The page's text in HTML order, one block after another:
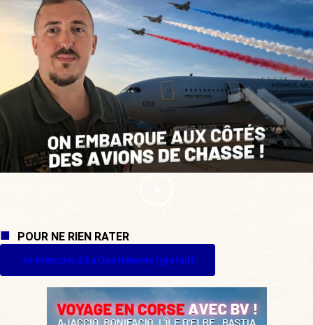
POUR NE RIEN RATER
Je m'inscris à La Quotidienne (gratuit)